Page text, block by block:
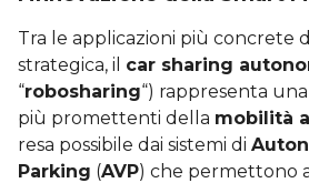
Tra le applicazioni più concrete
strategica, il car sharing
“robosharing“) rappresenta
più promettenti della mobilità
resa possibile dai sistemi di
Parking (AVP) che permettono